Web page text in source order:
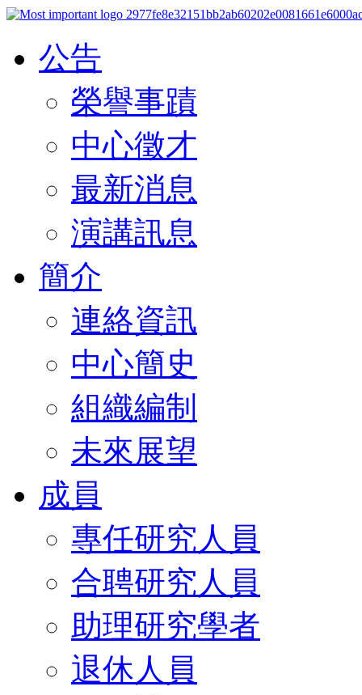
公告
榮譽事蹟
中心徵才
最新消息
演講訊息
簡介
連絡資訊
中心簡史
組織編制
未來展望
成員
專任研究人員
合聘研究人員
助理研究學者
退休人員